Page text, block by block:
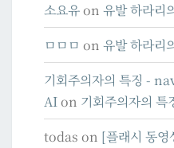
소요유on 유발 하라리
ㅁㅁㅁ on 유발 하라리
기회주의자의 특징 -
AIon 기회주의자의 특
todas on [플래시 동영